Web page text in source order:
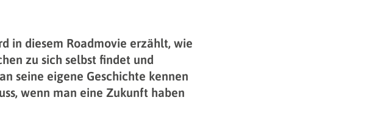
in diesem Roadmovie erzählt, wie
zu sich selbst findet und
seine eigene Geschichte kennen
wenn man eine Zukunft haben